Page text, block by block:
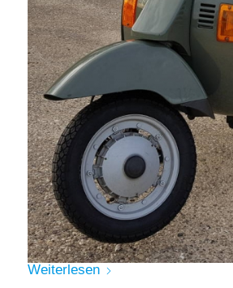
Weiterlesen